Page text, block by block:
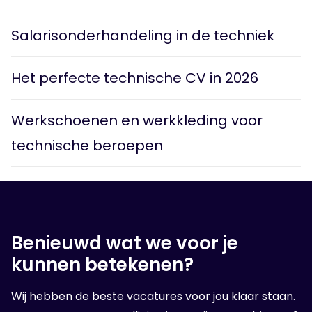
kun je instromen via praktijkervaring, een bbl-traject
Salarisonderhandeling in de techniek
Het perfecte technische CV in 2026
Werkschoenen en werkkleding voor
technische beroepen
Benieuwd wat we voor je
kunnen betekenen?
Wij hebben de beste vacatures voor jou klaar staan.